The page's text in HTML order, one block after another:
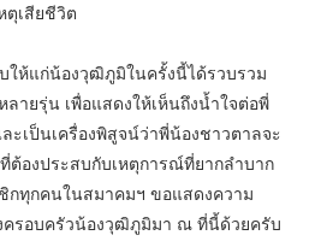
ตุเสียชีวิต
แก่น้องวุฒิภูมิในครั้งนี้ได้รวบรวม
ายรุ่น เพื่อแสดงให้เห็นถึงน้ำใจต่อพี่
ะเป็นเครื่องพิสูจน์ว่าพี่น้องชาวตาลจะ
ต้องประสบกับเหตุการณ์ที่ยากลำบาก
กทุกคนในสมาคมฯ ขอแสดงความ
ครอบครัวน้องวุฒิภูมิมา ณ ที่นี้ด้วยครับ